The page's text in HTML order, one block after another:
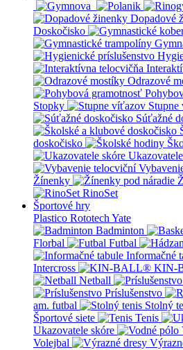
Dopadové
Doskočisko
Odrazové
Stopky
Súťažné
doskočisko
Žínenky
RinoSet
Športové hry
Plastico Rototech Yate
Badminton
Florbal
Futbal
Informačné
Intercross
KIN-
Netball
Príslušenstvo
am. futbal
Stolný
Športové siete
Tenis
Ukazovatele skóre
Volejbal